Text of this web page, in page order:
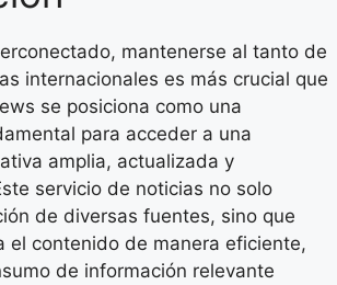
mantenerse al tanto de
internacionales es más crucial que
se posiciona como una
para acceder a una
amplia, actualizada y
servicio de noticias no solo
de diversas fuentes, sino que
el contenido de manera eficiente,
de información relevante